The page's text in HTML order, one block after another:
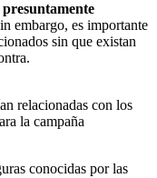
embargo, es importante
sin que existan
relacionadas con los
la campaña
conocidas por las